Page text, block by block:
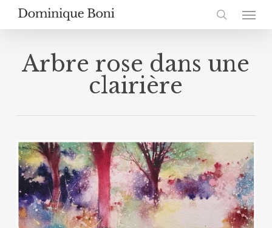
Skip
main
search
Menu
Arbre rose dans une
clairière